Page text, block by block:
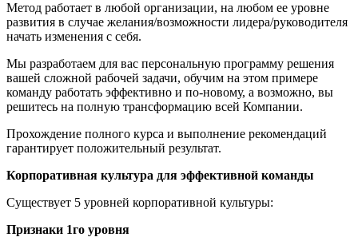
Метод работает в любой организации, на любом ее уровне
развития в случае желания/возможности лидера/руководителя
начать изменения с себя.
Мы разработаем для вас персональную программу решения
вашей сложной рабочей задачи, обучим на этом примере
команду работать эффективно и по-новому, а возможно, вы
решитесь на полную трансформацию всей Компании.
Прохождение полного курса и выполнение рекомендаций
гарантирует положительный результат.
Корпоративная культура для эффективной команды
Существует 5 уровней корпоративной культуры:
Признаки 1го уровня